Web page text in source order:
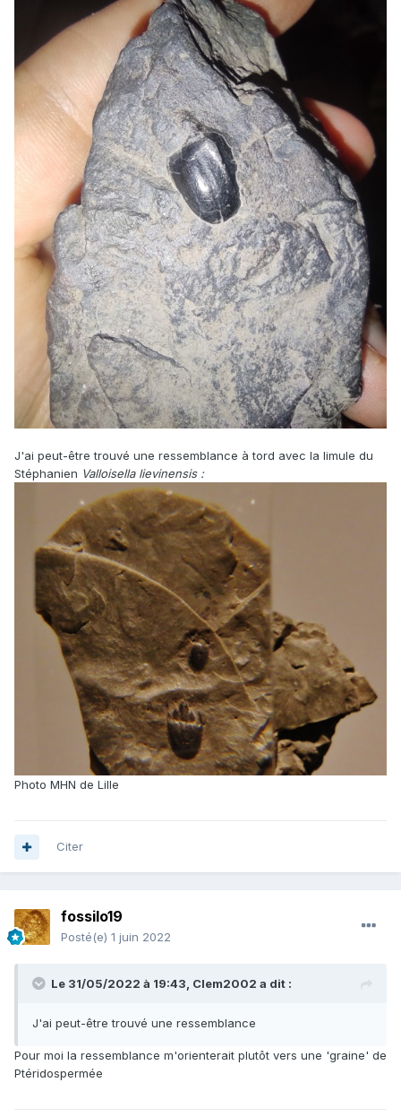
J'ai peut-être trouvé une ressemblance à tord avec la limule du
Stéphanien Valloisella lievinensis :
Photo MHN de Lille
Citer
fossilo19
Posté(e) 1 juin 2022
Le 31/05/2022 à 19:43, Clem2002 a dit :
J'ai peut-être trouvé une ressemblance
Pour moi la ressemblance m'orienterait plutôt vers une 'graine' de
Ptéridospermée